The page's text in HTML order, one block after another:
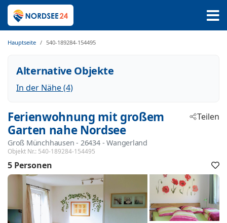
Hauptseite 540-189284-154495
Alternative Objekte
In der Nähe (4)
Ferienwohnung mit großem
Garten nahe Nordsee
Groß Münchhausen - 26434 - Wangerland
Objekt Nr.: 540-189284-154495
Teilen
5 Personen